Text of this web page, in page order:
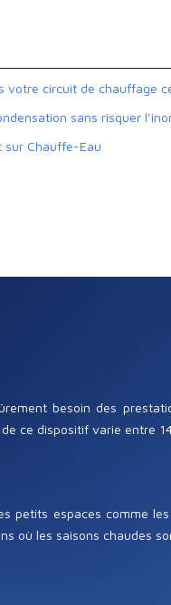
votre circuit de chauffage
sans risquer
sur Chauffe-Eau
besoin des
ce dispositif varie entre
petits espaces comme
où les saisons chaudes